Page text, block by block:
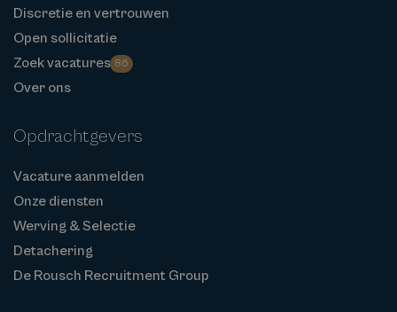
Discretie en vertrouwen
Open sollicitatie
Zoek vacatures 86
Over ons
Opdrachtgevers
Vacature aanmelden
Onze diensten
Werving & Selectie
Detachering
De Rousch Recruitment Group